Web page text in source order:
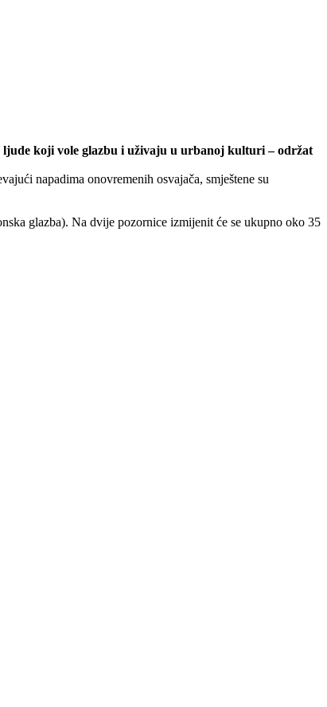
ljude koji vole glazbu i uživaju u urbanoj kulturi – održat
napadima onovremenih osvajača, smještene su
glazba). Na dvije pozornice izmijenit će se ukupno oko 35